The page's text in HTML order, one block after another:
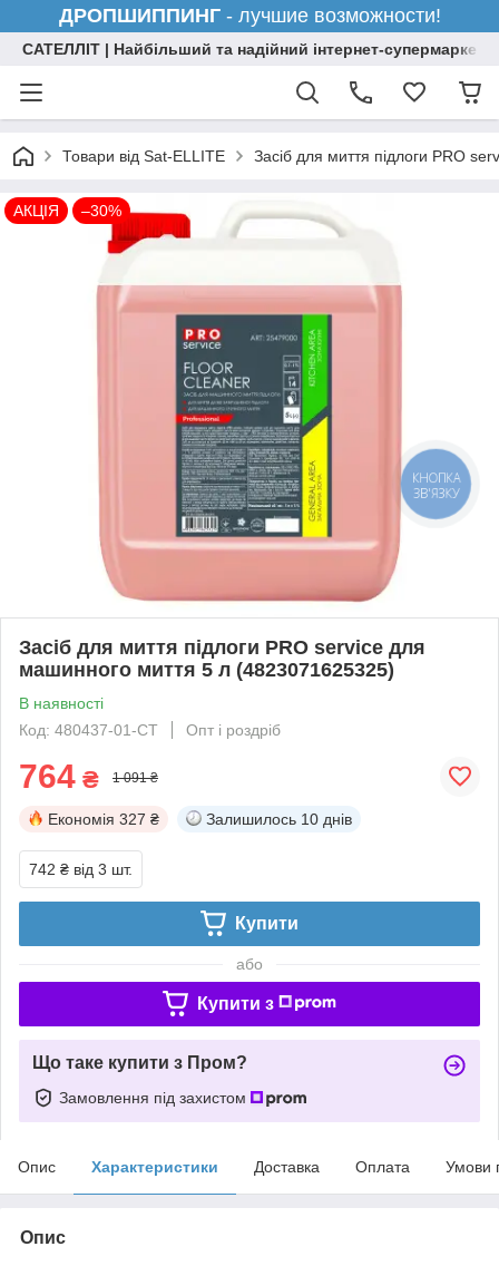
ДРОПШИППИНГ- лучшие возможности!
САТЕЛЛІТ | Найбільший та надійний інтернет-супермаркет
Товари від Sat-ELLITE Засіб для миття підлоги PRO
АКЦІЯ –30%
Засіб для миття підлоги PRO service для
машинного миття 5 л (4823071625325)
В наявності
Код: 480437-01-СТ
Опт і роздріб
764 ₴ 1 091 ₴
Економія 327 ₴ Залишилось 10 днів
742 ₴ від 3 шт.
Купити
або
Купити з
Що таке купити з Пром?
Замовлення під захистом
Опис Характеристики Доставка Оплата Умови
Опис
КНОПКА
ЗВ'ЯЗКУ